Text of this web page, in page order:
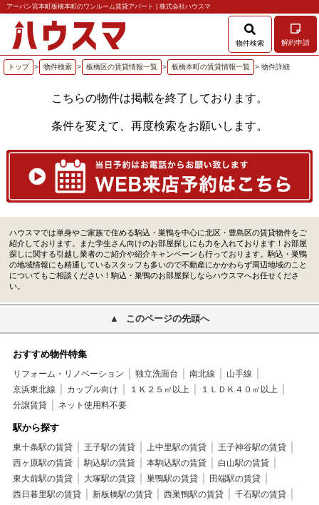
アーバン宮本町板橋本町のワンルーム賃貸アパート | 株式会社ハウスマ
物件検索 解約申請
トップ > 物件検索 > 板橋区の賃貸情報一覧 > 板橋本町の賃貸情報一覧 > 物件詳細
こちらの物件は掲載を終了しております。
条件を変えて、再度検索をお願いします。
ハウスマでは単身やご家族で住める駒込・巣鴨を中心に北区・豊島区の賃貸物件をご
紹介しております。また学生さん向けのお部屋探しにも力を入れております！お部屋
探しに関する引越し業者のご紹介や紹介キャンペーンも行っております。駒込・巣鴨
の地域情報にも精通しているスタッフも多いので不動産にかかわらず周辺地域のこと
についてもご相談ください！駒込・巣鴨のお部屋探しならハウスマへお任せくださ
い。
このページの先頭へ
おすすめ物件特集
リフォーム・リノベーション 独立洗面台 南北線
山手線
京浜東北線
カップル向け １Ｋ２５㎡以上
１ＬＤＫ４０㎡以上
分譲賃貸
ネット使用料不要
駅から探す
東十条駅の賃貸 王子駅の賃貸 上中里駅の賃貸
王子神谷駅の賃貸
西ヶ原駅の賃貸
駒込駅の賃貸 本駒込駅の賃貸
白山駅の賃貸
東大前駅の賃貸
大塚駅の賃貸 巣鴨駅の賃貸
田端駅の賃貸
西日暮里駅の賃貸
新板橋駅の賃貸 西巣鴨駅の賃貸
千石駅の賃貸